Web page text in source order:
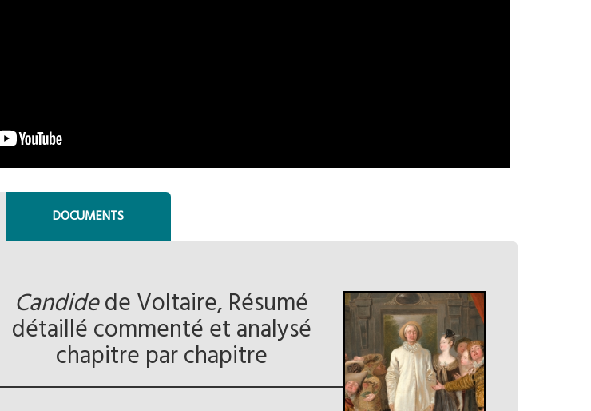
DOCUMENTS
Candidede Voltaire, Résumé
détaillé commenté et analysé
chapitre par chapitre